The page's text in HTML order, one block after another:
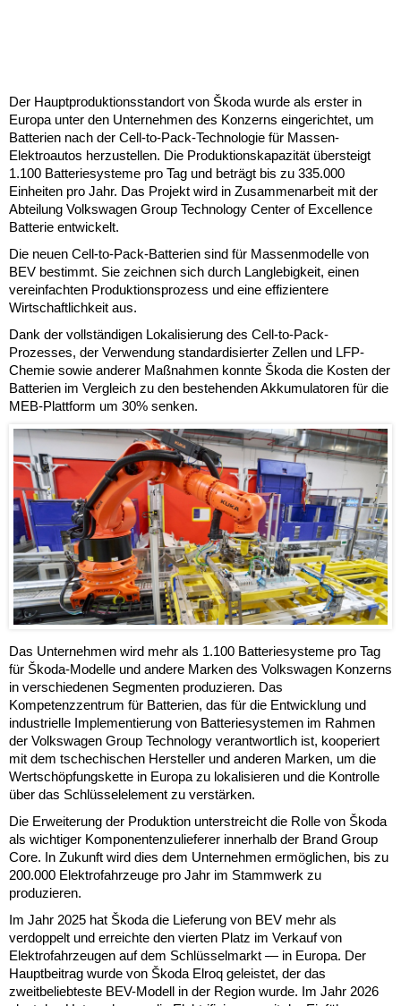
Der Hauptproduktionsstandort von Škoda wurde als erster in
Europa unter den Unternehmen des Konzerns eingerichtet, um
Batterien nach der Cell-to-Pack-Technologie für Massen-
Elektroautos herzustellen. Die Produktionskapazität übersteigt
1.100 Batteriesysteme pro Tag und beträgt bis zu 335.000
Einheiten pro Jahr. Das Projekt wird in Zusammenarbeit mit der
Abteilung Volkswagen Group Technology Center of Excellence
Batterie entwickelt.
Die neuen Cell-to-Pack-Batterien sind für Massenmodelle von
BEV bestimmt. Sie zeichnen sich durch Langlebigkeit, einen
vereinfachten Produktionsprozess und eine effizientere
Wirtschaftlichkeit aus.
Dank der vollständigen Lokalisierung des Cell-to-Pack-
Prozesses, der Verwendung standardisierter Zellen und LFP-
Chemie sowie anderer Maßnahmen konnte Škoda die Kosten der
Batterien im Vergleich zu den bestehenden Akkumulatoren für die
MEB-Plattform um 30% senken.
Das Unternehmen wird mehr als 1.100 Batteriesysteme pro Tag
für Škoda-Modelle und andere Marken des Volkswagen Konzerns
in verschiedenen Segmenten produzieren. Das
Kompetenzzentrum für Batterien, das für die Entwicklung und
industrielle Implementierung von Batteriesystemen im Rahmen
der Volkswagen Group Technology verantwortlich ist, kooperiert
mit dem tschechischen Hersteller und anderen Marken, um die
Wertschöpfungskette in Europa zu lokalisieren und die Kontrolle
über das Schlüsselelement zu verstärken.
Die Erweiterung der Produktion unterstreicht die Rolle von Škoda
als wichtiger Komponentenzulieferer innerhalb der Brand Group
Core. In Zukunft wird dies dem Unternehmen ermöglichen, bis zu
200.000 Elektrofahrzeuge pro Jahr im Stammwerk zu
produzieren.
Im Jahr 2025 hat Škoda die Lieferung von BEV mehr als
verdoppelt und erreichte den vierten Platz im Verkauf von
Elektrofahrzeugen auf dem Schlüsselmarkt — in Europa. Der
Hauptbeitrag wurde von Škoda Elroq geleistet, der das
zweitbeliebteste BEV-Modell in der Region wurde. Im Jahr 2026